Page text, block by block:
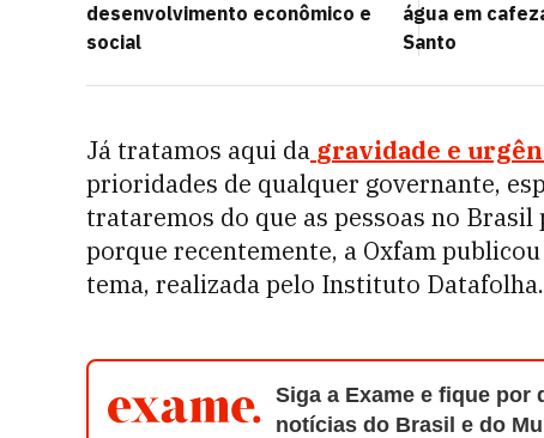
desenvolvimento econômico e
social
água em
Santo
Já tratamos aqui da gravidade e
prioridades de qualquer governante,
trataremos do que as pessoas no
porque recentemente, a Oxfam
tema, realizada pelo Instituto Datafolha.
Siga a Exame e fique por
notícias do Brasil e do